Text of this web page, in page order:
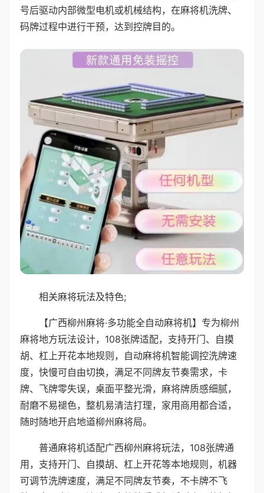
号后驱动内部微型电机或机械结构，在麻将机洗牌、
码牌过程中进行干预，达到控牌目的。
相关麻将玩法及特色;
【广西柳州麻将·多功能全自动麻将机】专为柳州
麻将地方玩法设计，108张牌适配，支持开门、自摸
胡、杠上开花本地规则，自动麻将机智能调控洗牌速
度，快慢可自由切换，满足不同牌友节奏需求，卡
牌、飞牌零失误，桌面平整光滑，麻将牌质感细腻，
耐磨不易褪色，整机易清洁打理，家用商用都合适，
随时随地开启地道柳州麻将局。
普通麻将机适配广西柳州麻将玩法，108张牌通
用，支持开门、自摸胡、杠上开花等本地规则，机器
可调节洗牌速度，满足不同牌友节奏，不卡牌不飞